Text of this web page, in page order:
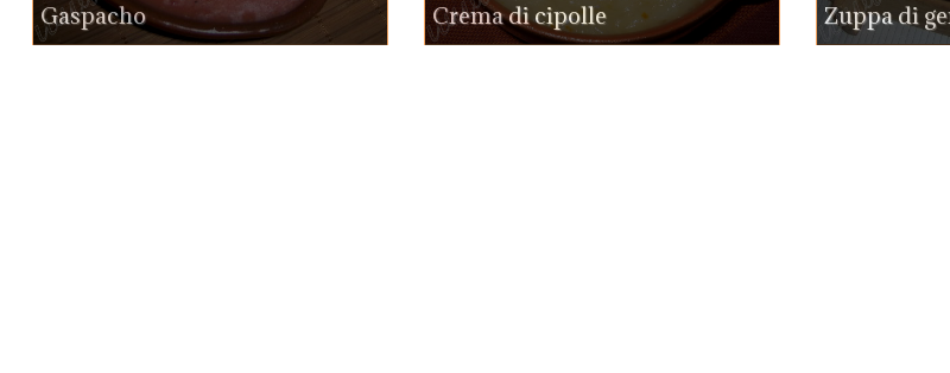
Gaspacho Crema di cipolle Zuppa di